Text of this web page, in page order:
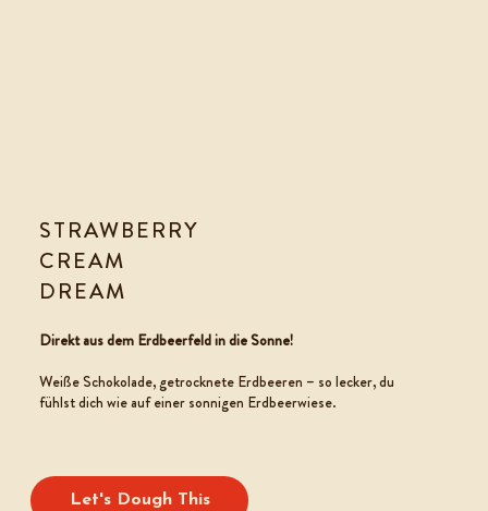
STRAWBERRY
CREAM
DREAM
Direkt aus dem Erdbeerfeld in die Sonne!
Weiße Schokolade, getrocknete Erdbeeren – so lecker, du
fühlst dich wie auf einer sonnigen Erdbeerwiese.
Let's Dough This